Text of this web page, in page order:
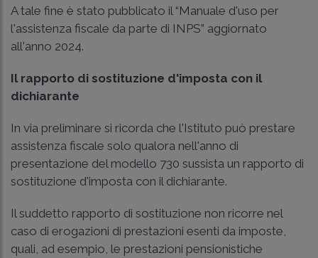
A tale fine è stato pubblicato il “Manuale d'uso per
l'assistenza fiscale da parte di INPS” aggiornato
all'anno 2024.
Il rapporto di sostituzione d'imposta con il
dichiarante
In via preliminare si ricorda che l'Istituto può prestare
assistenza fiscale solo qualora nell'anno di
presentazione del modello 730 sussista un rapporto di
sostituzione d'imposta con il dichiarante.
Il suddetto rapporto di sostituzione non ricorre nel
caso di erogazioni di prestazioni esenti da imposte,
quali, ad esempio, le prestazioni pensionistiche